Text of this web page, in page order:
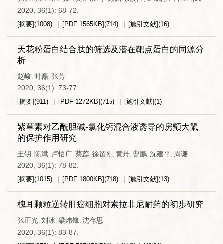
2020, 36(1): 68-72.
[摘要](1008) [PDF 1565KB](714) [施引文献](16)
天花粉蛋白结合肽的筛选及潜在靶点蛋白的同源分
析
赵峻, 时磊, 张芳
2020, 36(1): 73-77.
[摘要](911) [PDF 1272KB](715) [施引文献](1)
紫草素对乙酰胆碱-氯化钙混合液诱导的房颤大鼠
的保护作用研究
王钥, 陈斌, 卢悟广, 蔡蕊, 徐留刚 , 黄丹, 曹鹏, 沈建平, 周谦
2020, 36(1): 78-82.
[摘要](1015) [PDF 1800KB](718) [施引文献](13)
槐耳颗粒逆转肝癌细胞对索拉非尼耐药的初步研究
张正光, 刘冰, 梁炜锋, 沈存思
2020, 36(1): 83-87.